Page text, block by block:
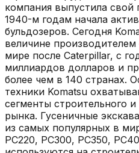
компания выпустила свой
1940-м годам начала
бульдозеров. Сегодня
величине
мире после Caterpillar, с
миллиардов долларов и
более чем в 140 странах.
техники Komatsu
сегменты строительного
рынка. Гусеничные
из самых популярных в
PC220, PC300, PC350,